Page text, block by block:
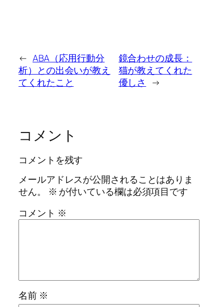
← ABA（応用行動分
析）との出会いが教え
てくれたこと
鏡合わせの成長：
猫が教えてくれた
優しさ
→
コメント
コメントを残す
メールアドレスが公開されることはありま
せん。
※ が付いている欄は必須項目です
コメント ※
名前 ※